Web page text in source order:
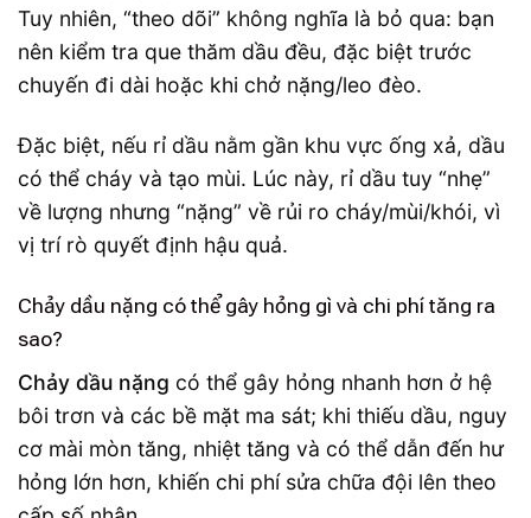
Tuy nhiên, “theo dõi” không nghĩa là bỏ qua: bạn
nên kiểm tra que thăm dầu đều, đặc biệt trước
chuyến đi dài hoặc khi chở nặng/leo đèo.
Đặc biệt, nếu rỉ dầu nằm gần khu vực ống xả, dầu
có thể cháy và tạo mùi. Lúc này, rỉ dầu tuy “nhẹ”
về lượng nhưng “nặng” về rủi ro cháy/mùi/khói, vì
vị trí rò quyết định hậu quả.
Chảy dầu nặng có thể gây hỏng gì và chi phí tăng ra
sao?
Chảy dầu nặng có thể gây hỏng nhanh hơn ở hệ
bôi trơn và các bề mặt ma sát; khi thiếu dầu, nguy
cơ mài mòn tăng, nhiệt tăng và có thể dẫn đến hư
hỏng lớn hơn, khiến chi phí sửa chữa đội lên theo